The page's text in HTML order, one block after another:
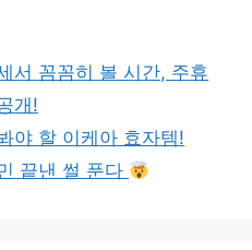
서 꼼꼼히 볼 시간, 주휴
개!
야 할 이케아 효자템!
끝낸 썰 푼다